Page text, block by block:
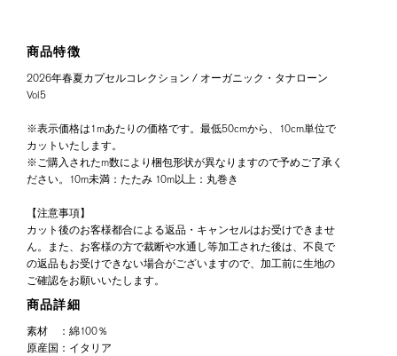
商品特徴
2026年春夏カプセルコレクション / オーガニック・タナローン
Vol5
※表示価格は1mあたりの価格です。最低50cmから、10cm単位で
カットいたします。
※ご購入されたm数により梱包形状が異なりますので予めご了承く
ださい。10m未満：たたみ 10m以上：丸巻き
【注意事項】
カット後のお客様都合による返品・キャンセルはお受けできませ
ん。また、お客様の方で裁断や水通し等加工された後は、不良で
の返品もお受けできない場合がございますので、加工前に生地の
ご確認をお願いいたします。
商品詳細
素材 ： 綿100％
原産国 ： イタリア